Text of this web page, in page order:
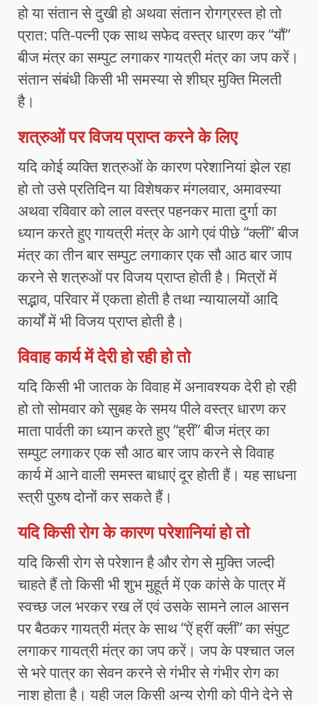
हो या संतान से दुखी हो अथवा संतान रोगग्रस्त हो तो
प्रात: पति-पत्नी एक साथ सफेद वस्त्र धारण कर “यौं”
बीज मंत्र का सम्पुट लगाकर गायत्री मंत्र का जप करें।
संतान संबंधी किसी भी समस्या से शीघ्र मुक्ति मिलती
है।
शत्रुओं पर विजय प्राप्त करने के लिए
यदि कोई व्यक्ति शत्रुओं के कारण परेशानियां झेल रहा
हो तो उसे प्रतिदिन या विशेषकर मंगलवार, अमावस्या
अथवा रविवार को लाल वस्त्र पहनकर माता दुर्गा का
ध्यान करते हुए गायत्री मंत्र के आगे एवं पीछे “क्लीं” बीज
मंत्र का तीन बार सम्पुट लगाकार एक सौ आठ बार जाप
करने से शत्रुओं पर विजय प्राप्त होती है। मित्रों में
सद्भाव, परिवार में एकता होती है तथा न्यायालयों आदि
कार्यों में भी विजय प्राप्त होती है।
विवाह कार्य में देरी हो रही हो तो
यदि किसी भी जातक के विवाह में अनावश्यक देरी हो रही
हो तो सोमवार को सुबह के समय पीले वस्त्र धारण कर
माता पार्वती का ध्यान करते हुए “ह्रीं” बीज मंत्र का
सम्पुट लगाकर एक सौ आठ बार जाप करने से विवाह
कार्य में आने वाली समस्त बाधाएं दूर होती हैं। यह साधना
स्त्री पुरुष दोनों कर सकते हैं।
यदि किसी रोग के कारण परेशानियां हो तो
यदि किसी रोग से परेशान है और रोग से मुक्ति जल्दी
चाहते हैं तो किसी भी शुभ मुहूर्त में एक कांसे के पात्र में
स्वच्छ जल भरकर रख लें एवं उसके सामने लाल आसन
पर बैठकर गायत्री मंत्र के साथ “ऐं ह्रीं क्लीं” का संपुट
लगाकर गायत्री मंत्र का जप करें। जप के पश्चात जल
से भरे पात्र का सेवन करने से गंभीर से गंभीर रोग का
नाश होता है। यही जल किसी अन्य रोगी को पीने देने से